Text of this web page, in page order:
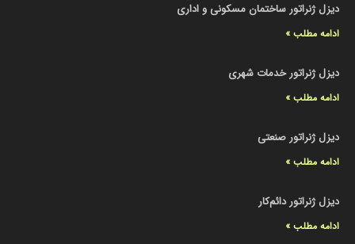
دیزل ژنراتور ساختمان مسکونی و اداری
ادامه مطلب »
دیزل ژنراتور خدمات شهری
ادامه مطلب »
دیزل ژنراتور صنعتی
ادامه مطلب »
دیزل ژنراتور دائم‌کار
ادامه مطلب »